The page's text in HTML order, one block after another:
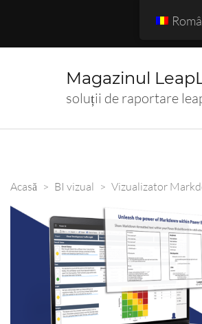
Magazinul
soluții de raportare
Acasă > BI vizual > Vizualizator